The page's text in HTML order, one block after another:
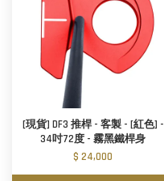
[現貨] DF3 推桿 - 客製 - [紅色] -
34吋72度 - 霧黑鐵桿身
$ 24,000